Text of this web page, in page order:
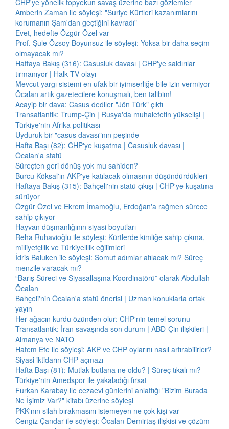
CHP'ye yönelik topyekun savaş üzerine bazı gözlemler
Amberin Zaman ile söyleşi: "Suriye Kürtleri kazanımlarını
korumanın Şam'dan geçtiğini kavradı"
Evet, hedefte Özgür Özel var
Prof. Şule Özsoy Boyunsuz ile söyleşi: Yoksa bir daha seçim
olmayacak mı?
Haftaya Bakış (316): Casusluk davası | CHP'ye saldırılar
tırmanıyor | Halk TV olayı
Mevcut yargı sistemi en ufak bir iyimserliğe bile izin vermiyor
Öcalan artık gazetecilere konuşmalı, ben talibim!
Acayip bir dava: Casus dediler "Jön Türk" çıktı
Transatlantik: Trump-Çin | Rusya'da muhalefetin yükselişi |
Türkiye'nin Afrika politikası
Uyduruk bir "casus davası"nın peşinde
Hafta Başı (82): CHP'ye kuşatma | Casusluk davası |
Öcalan'a statü
Süreçten geri dönüş yok mu sahiden?
Burcu Köksal'ın AKP'ye katılacak olmasının düşündürdükleri
Haftaya Bakış (315): Bahçeli'nin statü çıkışı | CHP'ye kuşatma
sürüyor
Özgür Özel ve Ekrem İmamoğlu, Erdoğan'a rağmen sürece
sahip çıkıyor
Hayvan düşmanlığının siyasi boyutları
Reha Ruhavioğlu ile söyleşi: Kürtlerde kimliğe sahip çıkma,
milliyetçilik ve Türkiyelilik eğilimleri
İdris Baluken ile söyleşi: Somut adımlar atılacak mı? Süreç
menzile varacak mı?
“Barış Süreci ve Siyasallaşma Koordinatörü” olarak Abdullah
Öcalan
Bahçeli'nin Öcalan'a statü önerisi | Uzman konuklarla ortak
yayın
Her ağacın kurdu özünden olur: CHP'nin temel sorunu
Transatlantik: İran savaşında son durum | ABD-Çin ilişkileri |
Almanya ve NATO
Hatem Ete ile söyleşi: AKP ve CHP oylarını nasıl artırabilirler?
Siyasi iktidarın CHP açmazı
Hafta Başı (81): Mutlak butlana ne oldu? | Süreç tıkalı mı?
Türkiye'nin Amedspor ile yakaladığı fırsat
Furkan Karabay ile cezaevi günlerini anlattığı "Bizim Burada
Ne İşimiz Var?" kitabı üzerine söyleşi
PKK'nın silah bırakmasını istemeyen ne çok kişi var
Cengiz Çandar ile söyleşi: Öcalan-Demirtaş ilişkisi ve çözüm